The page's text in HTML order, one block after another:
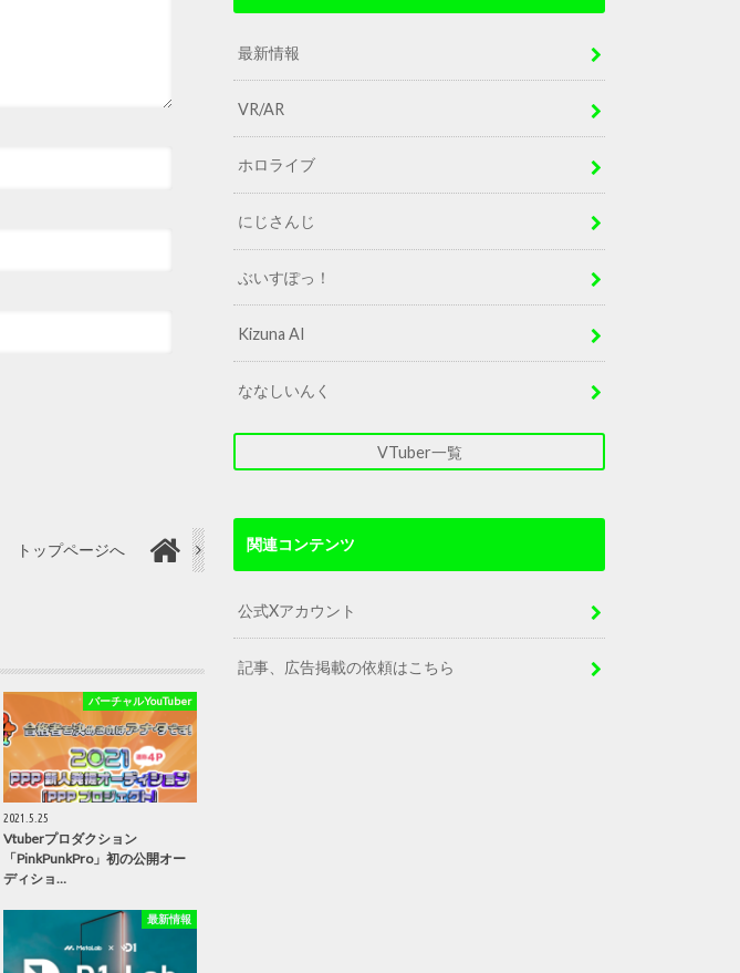
トップページへ
バーチャルYouTuber
2021.5.25
Vtuberプロダクション
「PinkPunkPro」初の公開オー
ディショ…
最新情報
最新情報
VR/AR
ホロライブ
にじさんじ
ぶいすぽっ！
Kizuna AI
ななしいんく
VTuber一覧
関連コンテンツ
公式Xアカウント
記事、広告掲載の依頼はこちら